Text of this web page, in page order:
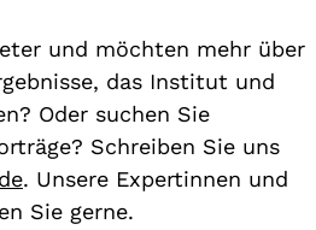
und möchten mehr über
das Institut und
Oder suchen Sie
Schreiben Sie uns
. Unsere Expertinnen und
Sie gerne.